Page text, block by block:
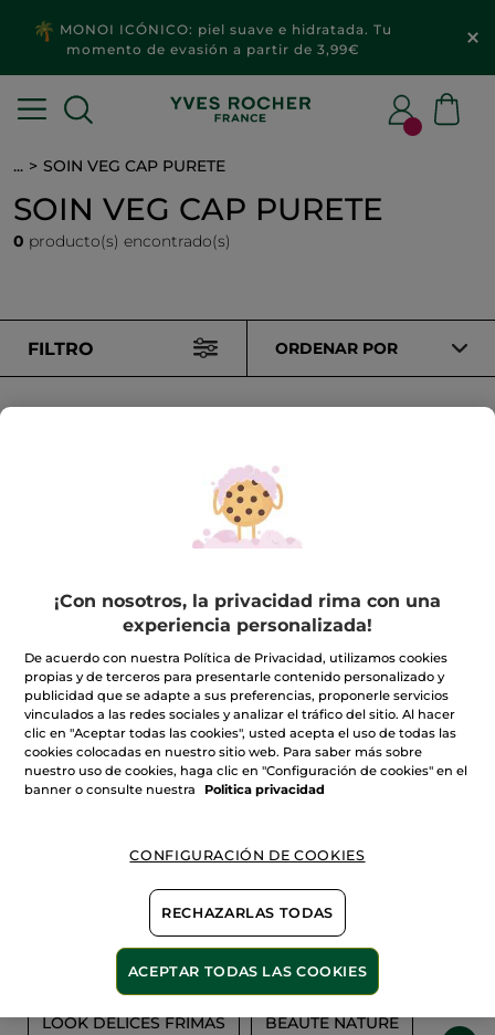
MONOI ICÓNICO: piel suave e hidratada. Tu
momento de evasión a partir de 3,99€
... SOIN VEG CAP PURETE
SOIN VEG CAP PURETE
0 producto(s) encontrado(s)
FILTRO ORDENAR POR
100%extractos
60 hectáreas de
Ver más
SENSITIVE HOMME LES MASQUES FRUITES
LOOK DELICES FRIMAS BEAUTE NATURE
¡Con nosotros, la privacidad rima con una
experiencia personalizada!
De acuerdo con nuestra Política de Privacidad, utilizamos cookies
propias y de terceros para presentarle contenido personalizado y
publicidad que se adapte a sus preferencias, proponerle servicios
vinculados a las redes sociales y analizar el tráfico del sitio. Al hacer
clic en "Aceptar todas las cookies", usted acepta el uso de todas las
cookies colocadas en nuestro sitio web. Para saber más sobre
nuestro uso de cookies, haga clic en "Configuración de cookies" en el
banner o consulte nuestra
Politica privacidad
CONFIGURACIÓN DE COOKIES
RECHAZARLAS TODAS
ACEPTAR TODAS LAS COOKIES